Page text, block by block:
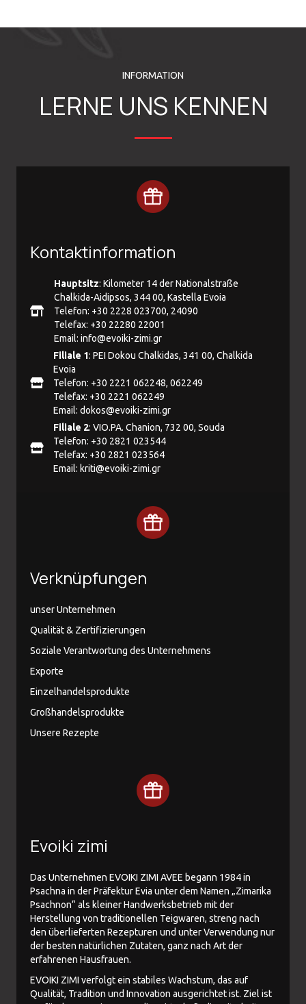
INFORMATION
LERNE UNS KENNEN
Kontaktinformation
Hauptsitz: Kilometer 14 der Nationalstraße
Chalkida-Aidipsos, 344 00, Kastella Evoia
Telefon: +30 2228 023700, 24090
Telefax: +30 22280 22001
Email: info@evoiki-zimi.gr
Filiale 1: PEI Dokou Chalkidas, 341 00, Chalkida
Evoia
Telefon: +30 2221 062248, 062249
Telefax: +30 2221 062249
Email: dokos@evoiki-zimi.gr
Filiale 2: VIO.PA. Chanion, 732 00, Souda
Telefon: +30 2821 023544
Telefax: +30 2821 023564
Email: kriti@evoiki-zimi.gr
Verknüpfungen
unser Unternehmen
Qualität & Zertifizierungen
Soziale Verantwortung des Unternehmens
Exporte
Einzelhandelsprodukte
Großhandelsprodukte
Unsere Rezepte
Evoiki zimi
Das Unternehmen EVOIKI ZIMI AVEE begann 1984 in
Psachna in der Präfektur Evia unter dem Namen „Zimarika
Psachnon“ als kleiner Handwerksbetrieb mit der
Herstellung von traditionellen Teigwaren, streng nach
den überlieferten Rezepturen und unter Verwendung nur
der besten natürlichen Zutaten, ganz nach Art der
erfahrenen Hausfrauen.
EVOIKI ZIMI verfolgt ein stabiles Wachstum, das auf
Qualität, Tradition und Innovation ausgerichtet ist. Ziel ist